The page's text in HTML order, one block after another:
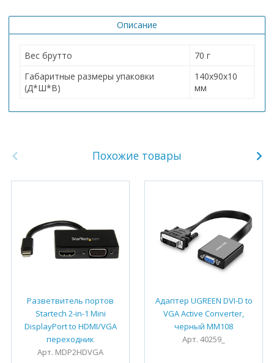
Описание
Вес брутто
70 г
Габаритные размеры упаковки
(Д*Ш*В)
140х90х10
мм
Похожие товары
Разветвитель портов
Startech 2-in-1 Mini
DisplayPort to HDMI/VGA
переходник
Арт. MDP2HDVGA
Адаптер UGREEN DVI-D to
VGA Active Converter,
черный MM108
Арт. 40259_